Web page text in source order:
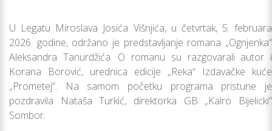
U Legatu Miroslava Josića Višnjića, u četvrtak, 5. februara
2026. godine, održano je predstavlјanje romana „Ognjenka“
Aleksandra Tanurdžića. O romanu su razgovarali autor i
Korana Borović, urednica edicije „Reka“ Izdavačke kuće
„Prometej”. Na samom početku programa pristune je
pozdravila Nataša Turkić, direktorka GB „Kalro Bijelicki”
Sombor.